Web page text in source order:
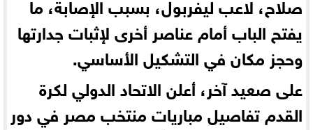
يفتح الباب أمام عناصر أخرى لإثبات جدارتها
وحجز مكان في التشكيل الأساسي.
على صعيد آخر، أعلن الاتحاد الدولي لكرة
القدم تفاصيل مباريات منتخب مصر في دور